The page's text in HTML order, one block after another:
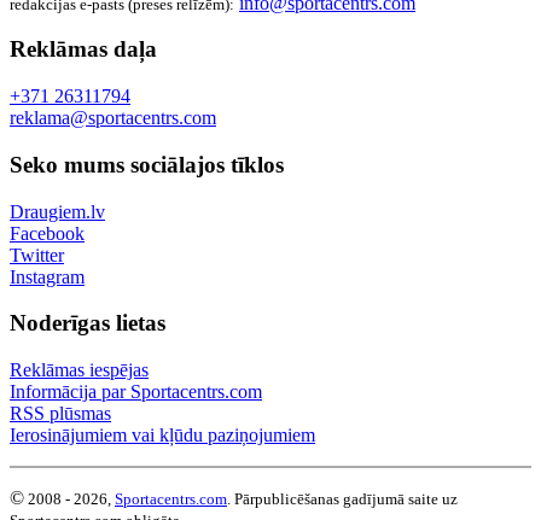
redakcijas e-pasts (preses relīzēm):
Reklāmas daļa
+371 26311794
reklama@sportacentrs.com
Seko mums sociālajos tīklos
Draugiem.lv
Facebook
Twitter
Instagram
Noderīgas lietas
Reklāmas iespējas
Informācija par Sportacentrs.com
RSS plūsmas
Ierosinājumiem vai kļūdu paziņojumiem
© 2008 - 2026, Sportacentrs.com. Pārpublicēšanas gadījumā saite uz